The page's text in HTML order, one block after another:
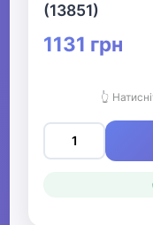
(13851)
1131 грн
👆